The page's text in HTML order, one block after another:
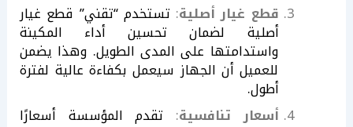
قطع غيار أصلية: تستخدم “تقني” قطع غيار
أصلية لضمان تحسين أداء المكينة
واستدامتها على المدى الطويل. وهذا يضمن
للعميل أن الجهاز سيعمل بكفاءة عالية لفترة
أطول.
أسعار تنافسية: تقدم المؤسسة أسعارًا